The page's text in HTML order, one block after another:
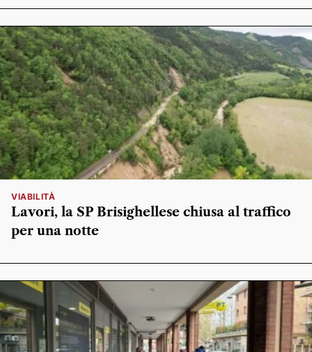
VIABILITÀ
Lavori, la SP Brisighellese chiusa al traffico
per una notte